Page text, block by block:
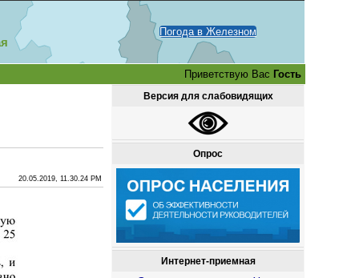
Погода в Железном
Приветствую Вас Гость
20.05.2019, 11.30.24 PM
Версия для слабовидящих
Опрос
Интернет-приемная